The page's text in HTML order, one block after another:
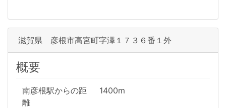
滋賀県 彦根市高宮町字澤１７３６番１外
概要
南彦根駅からの距
離
1400m